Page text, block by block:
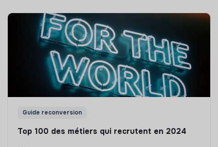
Guide reconversion
Top 100 des métiers qui recrutent en 2024